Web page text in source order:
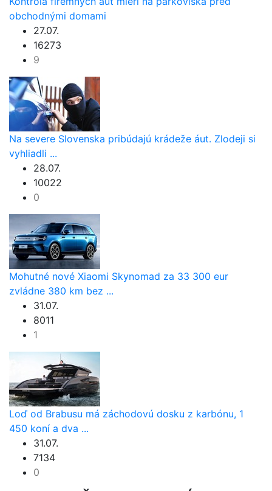
obchodnými domami
27.07.
16273
9
Na severe Slovenska pribúdajú krádeže áut. Zlodeji si
vyhliadli ...
28.07.
10022
0
Mohutné nové Xiaomi Skynomad za 33 300 eur
zvládne 380 km bez ...
31.07.
8011
1
Loď od Brabusu má záchodovú dosku z karbónu, 1
450 koní a dva ...
31.07.
7134
0